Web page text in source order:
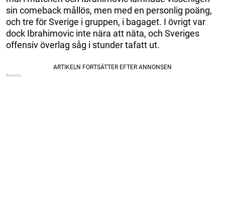
sin comeback mållös, men med en personlig poäng,
och tre för Sverige i gruppen, i bagaget. I övrigt var
dock Ibrahimovic inte nära att näta, och Sveriges
offensiv överlag såg i stunder tafatt ut.